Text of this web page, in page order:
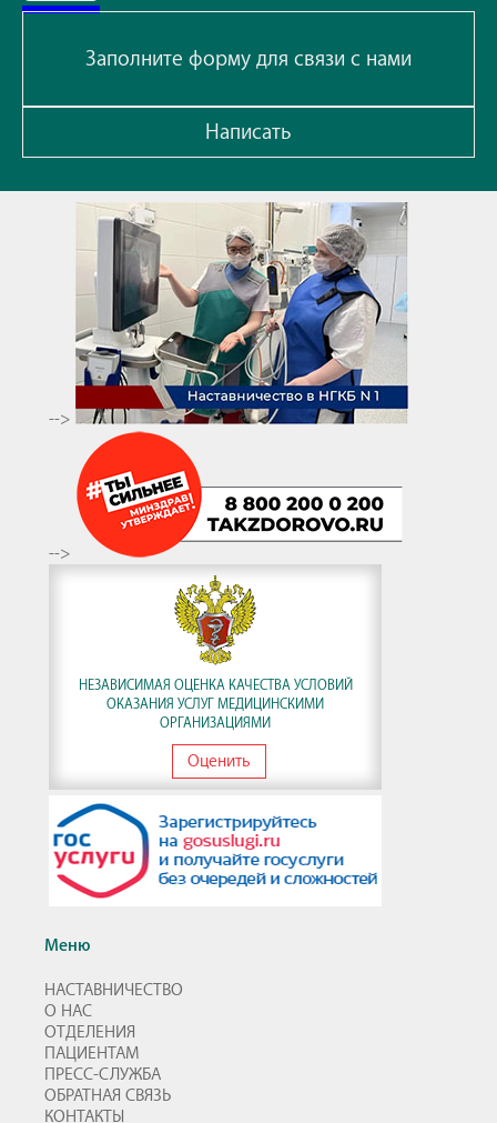
Заполните форму для связи с нами
Написать
-->
-->
НЕЗАВИСИМАЯ ОЦЕНКА КАЧЕСТВА УСЛОВИЙ
ОКАЗАНИЯ УСЛУГ МЕДИЦИНСКИМИ
ОРГАНИЗАЦИЯМИ
Оценить
Меню
НАСТАВНИЧЕСТВО
О НАС
ОТДЕЛЕНИЯ
ПАЦИЕНТАМ
ПРЕСС-СЛУЖБА
ОБРАТНАЯ СВЯЗЬ
КОНТАКТЫ